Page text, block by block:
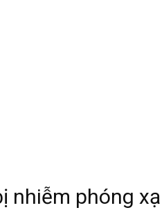
nhiễm phóng xạ